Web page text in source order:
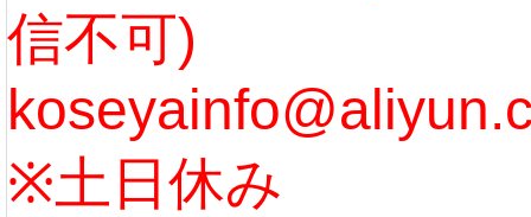
う...
信不可)
※土日休み